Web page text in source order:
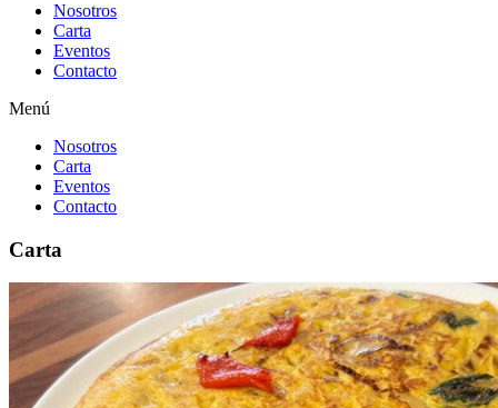
Nosotros
Carta
Eventos
Contacto
Menú
Nosotros
Carta
Eventos
Contacto
Carta